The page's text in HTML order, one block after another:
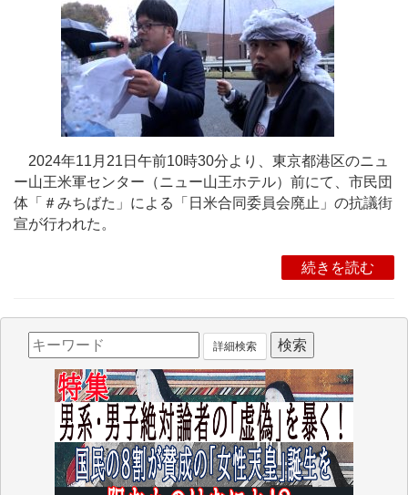
2024年11月21日午前10時30分より、東京都港区のニュ
ー山王米軍センター（ニュー山王ホテル）前にて、市民団
体「＃みちばた」による「日米合同委員会廃止」の抗議街
宣が行われた。
続きを読む
詳細検索